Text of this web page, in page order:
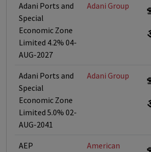
Adani Ports and
Special
Economic Zone
Limited 4.2% 04-
AUG-2027
Adani Group
Adani Ports and
Special
Economic Zone
Limited 5.0% 02-
AUG-2041
Adani Group
AEP
American